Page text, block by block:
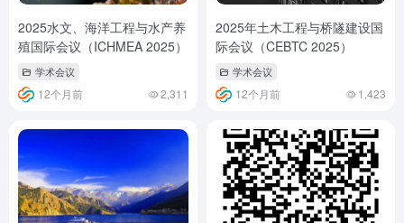
2025水文、海洋工程与水产养
殖国际会议（ICHMEA 2025）
学术会议
12个月前 2,311
2025年土木工程与桥隧建设国
际会议（CEBTC 2025）
学术会议
12个月前 1,423